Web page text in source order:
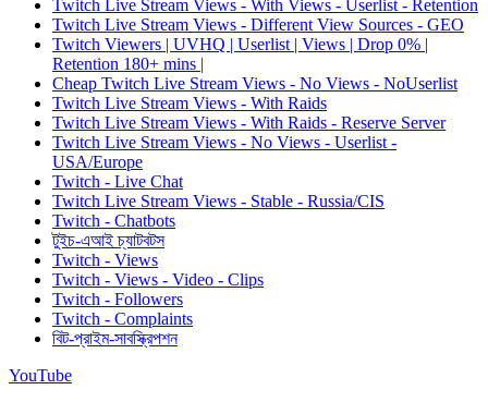
Twitch Live Stream Views - With Views - Userlist - Retention
Twitch Live Stream Views - Different View Sources - GEO
Twitch Viewers | UVHQ | Userlist | Views | Drop 0% |
Retention 180+ mins |
Cheap Twitch Live Stream Views - No Views - NoUserlist
Twitch Live Stream Views - With Raids
Twitch Live Stream Views - With Raids - Reserve Server
Twitch Live Stream Views - No Views - Userlist -
USA/Europe
Twitch - Live Chat
Twitch Live Stream Views - Stable - Russia/CIS
Twitch - Chatbots
টুইচ-এআই চ্যাটবটস
Twitch - Views
Twitch - Views - Video - Clips
Twitch - Followers
Twitch - Complaints
বিট-প্রাইম-সাবস্ক্রিপশন
YouTube